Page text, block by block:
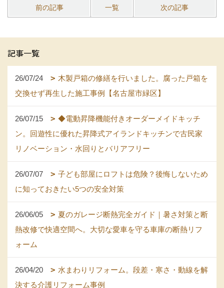
前の記事 一覧 次の記事
記事一覧
26/07/24
木製戸箱の修繕を行いました。腐った戸箱を
交換せず再生した施工事例【名古屋市緑区】
26/07/15
◆電動昇降機能付きオーダーメイドキッチ
ン。回遊性に優れた昇降式アイランドキッチンで古民家
リノベーション・水回りとバリアフリー
26/07/07
子ども部屋にロフトは危険？後悔しないため
に知っておきたい5つの安全対策
26/06/05
夏のガレージ断熱完全ガイド｜暑さ対策と断
熱改修で快適空間へ。大切な愛車を守る車庫の断熱リフ
ォーム
26/04/20
水まわりリフォーム。段差・寒さ・動線を解
決する介護リフォーム事例